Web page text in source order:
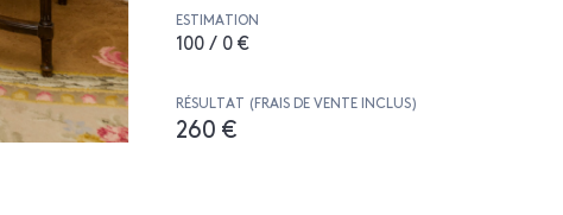
ESTIMATION
100 / 0 €
RÉSULTAT (FRAIS DE VENTE INCLUS)
260 €